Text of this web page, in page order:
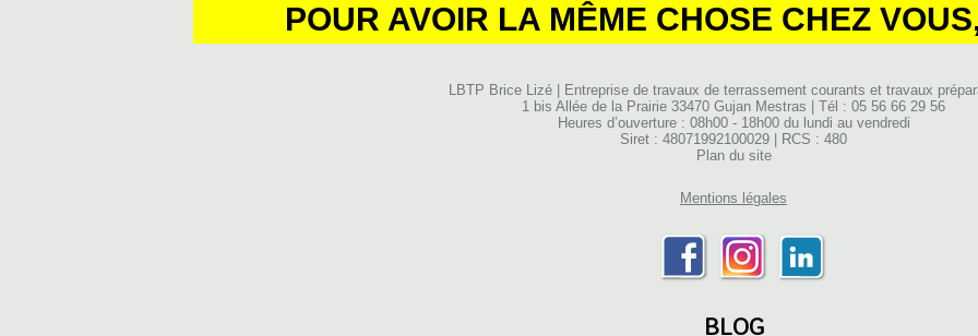
POUR AVOIR LA MÊME CHOSE CHEZ
LBTP Brice Lizé | Entreprise de travaux de terrassement courants et travaux
1 bis Allée de la Prairie 33470 Gujan Mestras | Tél : 05 56 66 29 56
Heures d’ouverture : 08h00 - 18h00 du lundi au vendredi
Siret : 48071992100029 | RCS : 480
Plan du site
Mentions légales
BLOG